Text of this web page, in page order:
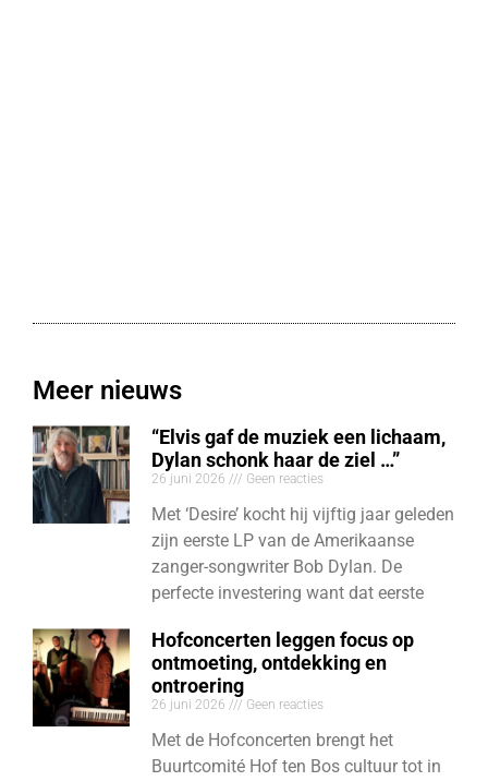
Meer nieuws
“Elvis gaf de muziek een lichaam,
Dylan schonk haar de ziel …”
26 juni 2026 Geen reacties
Met ‘Desire’ kocht hij vijftig jaar geleden
zijn eerste LP van de Amerikaanse
zanger-songwriter Bob Dylan. De
perfecte investering want dat eerste
Hofconcerten leggen focus op
ontmoeting, ontdekking en
ontroering
26 juni 2026 Geen reacties
Met de Hofconcerten brengt het
Buurtcomité Hof ten Bos cultuur tot in